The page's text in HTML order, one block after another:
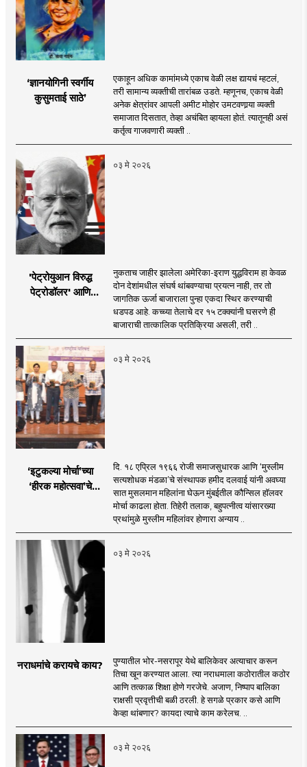
‘ज्ञानयोगिनी स्वर्गीय
कुसुमताई साठे’
एकाहून अधिक कामांमध्ये एकाच वेळी लक्ष द्यायचं म्हटलं,
तरी सामान्य व्यक्तीची तारांबळ उडते. म्हणूनच, एकाच वेळी
अनेक क्षेत्रांवर आपली अमीट मोहोर उमटवणार्‍या व्यक्ती
समाजात दिसतात, तेव्हा अचंबित व्हायला होतं. त्यातूनही असं
कर्तृत्व गाजवणारी व्यक्ती ..
०३ मे २०२६
'पेट्रोयुआन विरुद्ध
पेट्रोडॉलर' आणि
नुकताच जाहीर झालेला अमेरिका-इराण युद्धविराम हा केवळ
दोन देशांमधील संघर्ष थांबवण्याचा प्रयत्न नाही, तर तो
जागतिक ऊर्जा बाजाराला पुन्हा एकदा स्थिर करण्याची
धडपड आहे. कच्च्या तेलाचे दर १५ टक्क्यांनी घसरणे ही
बाजाराची तात्कालिक प्रतिक्रिया असली, तरी ..
०३ मे २०२६
‘इटुकल्या मोर्चा’च्या
‘हीरक महोत्सवा’चे
दि. १८ एप्रिल १९६६ रोजी समाजसुधारक आणि ‘मुस्लीम
सत्यशोधक मंडळा’चे संस्थापक हमीद दलवाई यांनी अवघ्या
सात मुसलमान महिलांना घेऊन मुंबईतील कौन्सिल हॉलवर
मोर्चा काढला होता. तिहेरी तलाक, बहुपत्नीत्व यांसारख्या
प्रथांमुळे मुस्लीम महिलांवर होणारा अन्याय ..
०३ मे २०२६
नराधमांचे करायचे काय?
पुण्यातील भोर-नसरापूर येथे बालिकेवर अत्याचार करून
तिचा खून करण्यात आला. त्या नराधमाला कठोरातील कठोर
आणि तत्काळ शिक्षा होणे गरजेचे. अजाण, निष्पाप बालिका
राक्षसी प्रवृत्तीची बळी ठरली. हे सगळे प्रकार कसे आणि
केव्हा थांबणार? कायदा त्याचे काम करेलच. ..
०३ मे २०२६